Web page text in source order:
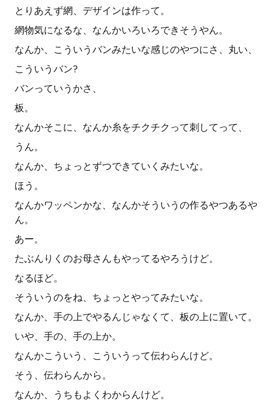
とりあえず網、デザインは作って。
網物気になるな、なんかいろいろできそうやん。
なんか、こういうバンみたいな感じのやつにさ、丸い、
こういうバン?
バンっていうかさ、
板。
なんかそこに、なんか糸をチクチクって刺してって、
うん。
なんか、ちょっとずつできていくみたいな。
ほう。
なんかワッペンかな、なんかそういうの作るやつあるや
ん。
あー。
たぶんりくのお母さんもやってるやろうけど。
なるほど。
そういうのをね、ちょっとやってみたいな。
なんか、手の上でやるんじゃなくて、板の上に置いて。
いや、手の、手の上か。
なんかこういう、こういうって伝わらんけど。
そう、伝わらんから。
なんか、うちもよくわからんけど。